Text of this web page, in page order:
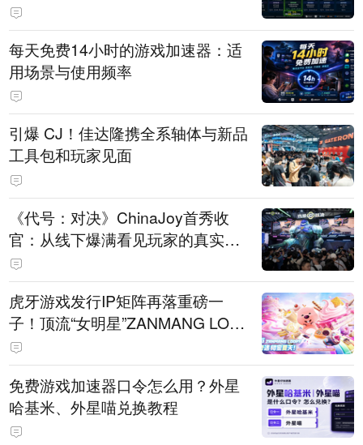
每天免费14小时的游戏加速器：适
用场景与使用频率
引爆 CJ！佳达隆携全系轴体与新品
工具包和玩家见面
《代号：对决》ChinaJoy首秀收
官：从线下爆满看见玩家的真实期
待
虎牙游戏发行IP矩阵再落重磅一
子！顶流“女明星”ZANMANG LOO
PY 正版3D消除手游《消消奇遇》
惊喜曝光
免费游戏加速器口令怎么用？外星
哈基米、外星喵兑换教程